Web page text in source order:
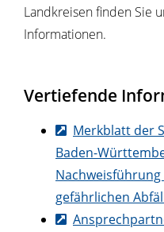
Landkreisen finden Sie
Informationen.
Vertiefende
Merkblatt der
Baden-
gefährlichen